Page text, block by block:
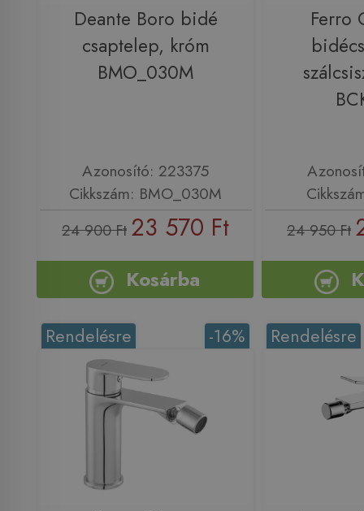
Deante Boro bidé
csaptelep, króm
BMO_030M
Azonosító: 223375
Cikkszám: BMO_030M
24 900 Ft 23 570 Ft
Kosárba
Ferro
24 950 Ft
-16%
Rendelésre Rendelésre